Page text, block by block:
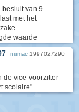
besluit van 9
met het
waarde
numac 1997027290
de vice-voorzitter
scolaire"